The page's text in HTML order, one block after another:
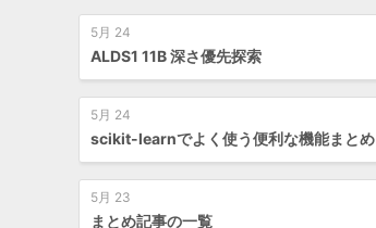
5月 24
ALDS1 11B 深さ優先探索
5月 24
scikit-learnでよく使う便利な機能まとめ
5月 23
まとめ記事の一覧